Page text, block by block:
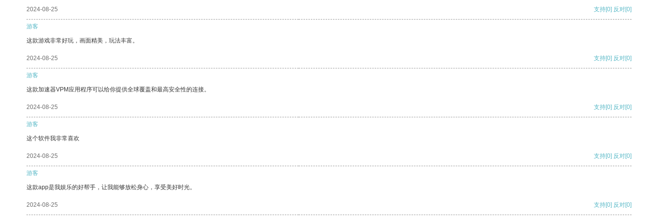
2024-08-25 支持[0] 反对[0]
游客
这款游戏非常好玩，画面精美，玩法丰富。
2024-08-25 支持[0] 反对[0]
游客
这款加速器VPM应用程序可以给你提供全球覆盖和最高安全性的连接。
2024-08-25 支持[0] 反对[0]
游客
这个软件我非常喜欢
2024-08-25 支持[0] 反对[0]
游客
这款app是我娱乐的好帮手，让我能够放松身心，享受美好时光。
2024-08-25 支持[0] 反对[0]